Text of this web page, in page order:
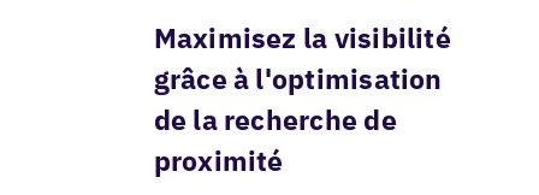
Maximisez la visibilité
grâce à l'optimisation
de la recherche de
proximité